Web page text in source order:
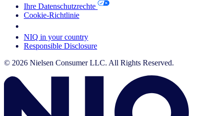
Ihre Datenschutzrechte
Cookie-Richtlinie
NIQ in your country
Responsible Disclosure
© 2026 Nielsen Consumer LLC. All Rights Reserved.